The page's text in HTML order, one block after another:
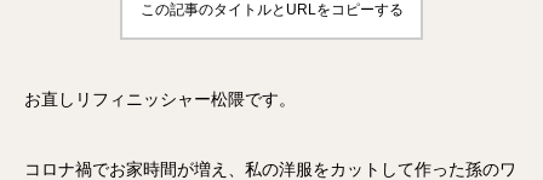
この記事のタイトルとURLをコピーする
お直しリフィニッシャー松隈です。
コロナ禍でお家時間が増え、私の洋服をカットして作った孫のワ